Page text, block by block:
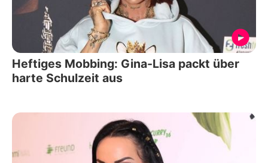
Heftiges Mobbing: Gina-Lisa packt über
harte Schulzeit aus